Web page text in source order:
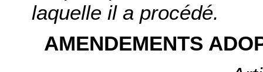
laquelle il a procédé.
AMENDEMENTS